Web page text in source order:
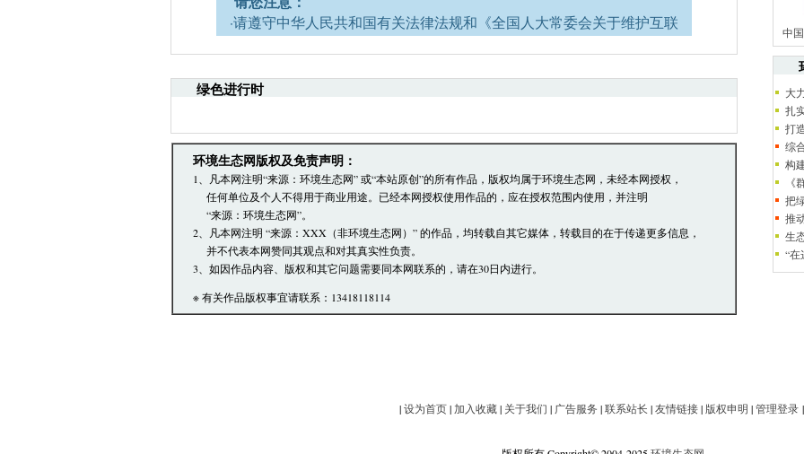
·请遵守中华人民共和国有关法律法规和《全国人大常委会关于维护互联
引起的法律责任。
·发表本评论即表明您已经阅读并接受上述条款，如您对管理有意见请向
文章跟帖管理员反映。
绿色进行时
环境生态网版权及免责声明：
1、凡本网注明“来源：环境生态网” 或“本站原创”的所有作品，版权均属于环境生态网，未经本网授权，
任何单位及个人不得用于商业用途。已经本网授权使用作品的，应在授权范围内使用，并注明
“来源：环境生态网”。
2、凡本网注明 “来源：XXX（非环境生态网）” 的作品，均转载自其它媒体，转载目的在于传递更多信息，
并不代表本网赞同其观点和对其真实性负责。
3、如因作品内容、版权和其它问题需要同本网联系的，请在30日内进行。
※ 有关作品版权事宜请联系：13418118114
中
大
扎
打
综
构
把
推
生
“
|设为首页|加入收藏| 关于我们 | 广告服务 |联系站长 |友情链接| 版权申明 |管理登录